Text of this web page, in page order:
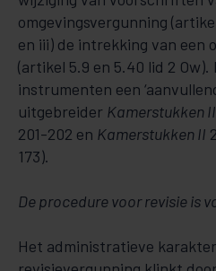
omgevingsvergunning
en iii) de intrekking van een
(artikel 5.9 en 5.40 lid 2 Ow).
instrumenten een
uitgebreider Kamerstukken II
201-202 en Kamerstukken II
173).
De procedure voor revisie is
Het administratieve